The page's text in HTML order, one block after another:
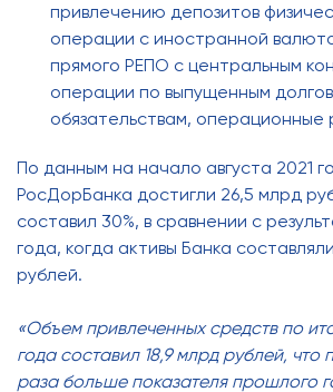
привлечению депозитов
операции с иностранной
прямого РЕПО с центральным
операции по выпущенным
обязательствам, операционные
По данным на начало августа 2021
РосДорБанка достигли 26,5 млрд
составил 30%, в сравнении с
года, когда активы Банка
рублей.
«Объем привлеченных средств по
года составил 18,9 млрд рублей, что
раза больше показателя прошлого